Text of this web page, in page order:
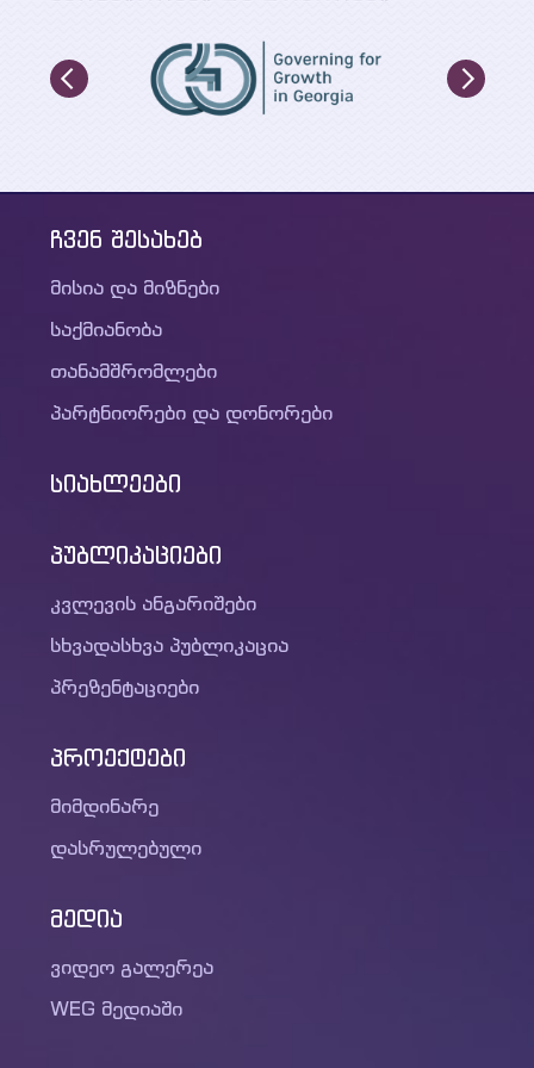
ჩვენ შესახებ
მისია და მიზნები
საქმიანობა
თანამშრომლები
პარტნიორები და დონორები
სიახლეები
პუბლიკაციები
კვლევის ანგარიშები
სხვადასხვა პუბლიკაცია
პრეზენტაციები
პროექტები
მიმდინარე
დასრულებული
მედია
ვიდეო გალერეა
WEG მედიაში